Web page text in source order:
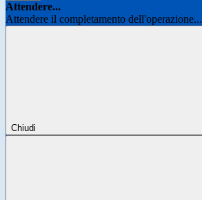
Attendere...
Attendere il completamento dell'operazione...
Chiudi